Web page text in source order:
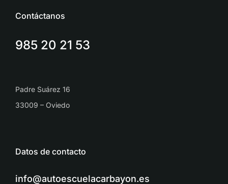
Contáctanos
985 20 21 53
Padre Suárez 16
33009 – Oviedo
Datos de contacto
info@autoescuelacarbayon.es